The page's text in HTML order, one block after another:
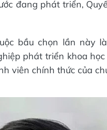
đang phát triển,
bầu chọn lần này
phát triển khoa
viên chính thức của